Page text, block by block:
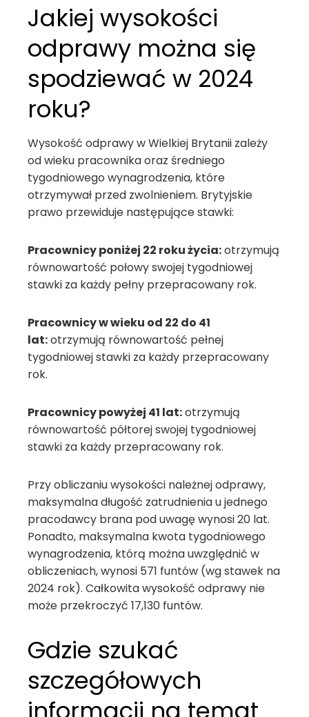
Jakiej wysokości
odprawy można się
spodziewać w 2024
roku?
Wysokość odprawy w Wielkiej Brytanii zależy
od wieku pracownika oraz średniego
tygodniowego wynagrodzenia, które
otrzymywał przed zwolnieniem. Brytyjskie
prawo przewiduje następujące stawki:
Pracownicy poniżej 22 roku życia:otrzymują
równowartość połowy swojej tygodniowej
stawki za każdy pełny przepracowany rok.
Pracownicy w wieku od 22 do 41
lat:otrzymują równowartość pełnej
tygodniowej stawki za każdy przepracowany
rok.
Pracownicy powyżej 41 lat:otrzymują
równowartość półtorej swojej tygodniowej
stawki za każdy przepracowany rok.
Przy obliczaniu wysokości należnej odprawy,
maksymalna długość zatrudnienia u jednego
pracodawcy brana pod uwagę wynosi 20 lat.
Ponadto, maksymalna kwota tygodniowego
wynagrodzenia, którą można uwzględnić w
obliczeniach, wynosi 571 funtów (wg stawek na
2024 rok). Całkowita wysokość odprawy nie
może przekroczyć 17,130 funtów.
Gdzie szukać
szczegółowych